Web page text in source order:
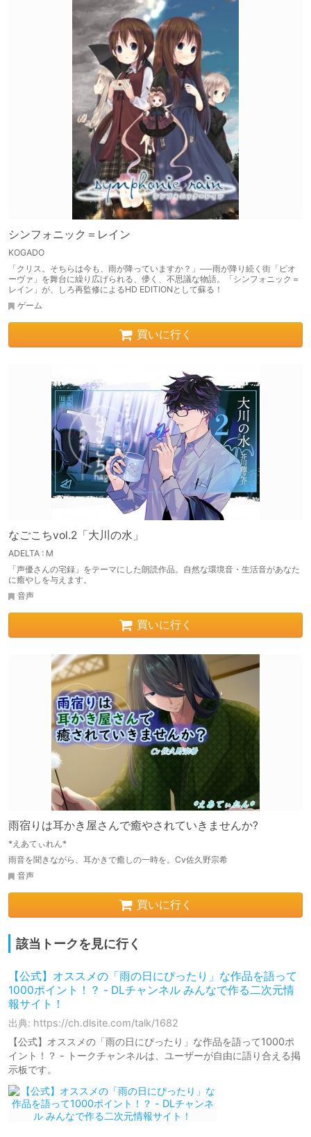
シンフォニック＝レイン
KOGADO
「クリス。そちらは今も、雨が降っていますか？」──雨が降り続く街「ピオ
ーヴァ」を舞台に繰り広げられる、儚く、不思議な物語。「シンフォニック＝
レイン」が、しろ再監修によるHD EDITIONとして蘇る！
ゲーム
買いに行く
なごこちvol.2「大川の水」
ADELTA : M
「声優さんの宅録」をテーマにした朗読作品。自然な環境音・生活音があなた
に癒やしを与えます。
音声
買いに行く
雨宿りは耳かき屋さんで癒やされていきませんか?
*えあてぃれん*
雨音を聞きながら、耳かきで癒しの一時を。Cv佐久野宗希
音声
買いに行く
該当トークを見に行く
【公式】オススメの「雨の日にぴったり」な作品を語って
1000ポイント！？ - DLチャンネル みんなで作る二次元情
報サイト！
出典: https://ch.dlsite.com/talk/1682
【公式】オススメの「雨の日にぴったり」な作品を語って1000ポ
イント！？ - トークチャンネルは、ユーザーが自由に語り合える掲
示板です。